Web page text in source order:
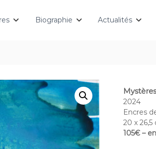
Biographie Actualités
2024
Encres
20 x 26,5
105€ –